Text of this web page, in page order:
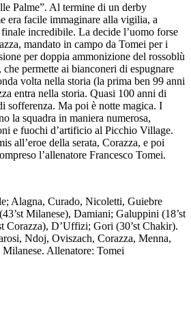
Palme”. Al termine di un derby
era facile immaginare alla vigilia, a
incredibile. La decide l’uomo forse
mandato in campo da Tomei per i
per doppia ammonizione del rossoblù
permette ai bianconeri di espugnare
volta nella storia (la prima ben 99 anni
entra nella storia. Quasi 100 anni di
sofferenza. Ma poi è notte magica. I
la squadra in maniera numerosa,
e fuochi d’artificio al Picchio Village.
all’eroe della serata, Corazza, e poi
l’allenatore Francesco Tomei.
Alagna, Curado, Nicoletti, Guiebre
Milanese), Damiani; Galuppini (18’st
Corazza), D’Uffizi; Gori (30’st Chakir).
Ndoj, Oviszach, Corazza, Menna,
Allenatore: Tomei